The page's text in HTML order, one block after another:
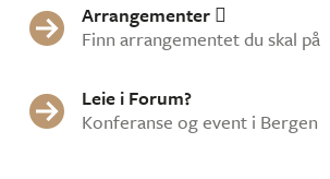
 Arrangementer
Finn arrangementet du skal på

Leie i Forum?
Konferanse og event i Bergen